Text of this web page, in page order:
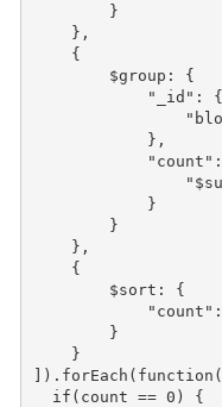
}
},
{
$group :
{
"_id" :
{
},
"count" :
}
}
},
{
$sort :
{
"count" :
}
}
]). forEach ( function (
if ( count == 0 )
{